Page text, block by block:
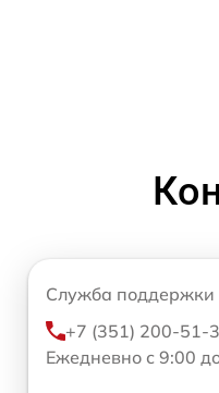
Служба поддержки
+7 (351) 200-51-
Ежедневно с 9:00